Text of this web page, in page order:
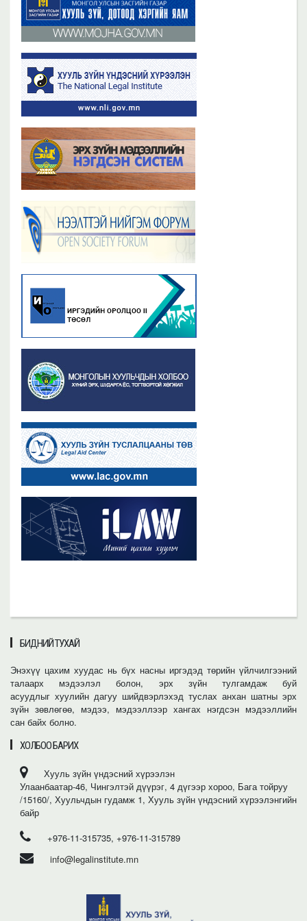
БИДНИЙ ТУХАЙ
Энэхүү цахим хуудас нь бүх насны иргэдэд төрийн үйлчилгээний
талаарх мэдээлэл болон, эрх зүйн тулгамдаж буй
асуудлыг хуулийн дагуу шийдвэрлэхэд туслах анхан шатны эрх
зүйн зөвлөгөө, мэдээ, мэдээллээр хангах нэгдсэн мэдээллийн
сан байх болно.
ХОЛБОО БАРИХ
Хууль зүйн үндэсний хүрээлэн
Улаанбаатар-46, Чингэлтэй дүүрэг, 4 дүгээр хороо, Бага тойруу
/15160/, Хуульчдын гудамж 1, Хууль зүйн үндэсний хүрээлэнгийн
байр
+976-11-315735, +976-11-315789
info@legalinstitute.mn